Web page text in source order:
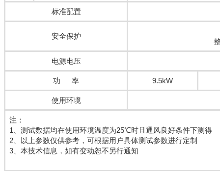
标准配置
安全保护
电源电压
功 率 9.5kW
使用环境
注：
1、测试数据均在使用环境温度为25℃时且通风良好条件下测得
2、以上参数仅供参考，可根据用户具体测试参数进行定制
3、本技术信息，如有变动恕不另行通知